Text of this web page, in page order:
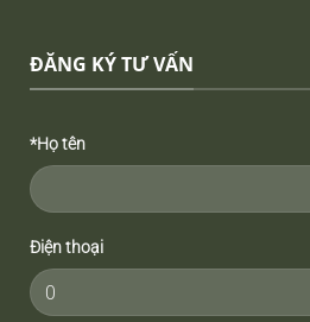
ĐĂNG KÝ TƯ VẤN
*Họ tên
Điện thoại